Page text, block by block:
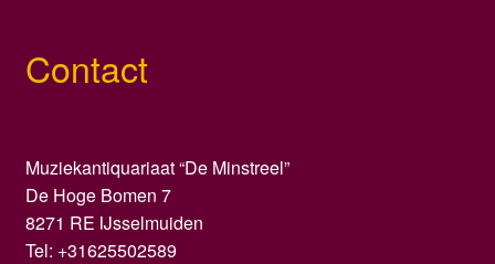
Contact
Muziekantiquariaat “De Minstreel”
De Hoge Bomen 7
8271 RE IJsselmuiden
Tel: +31625502589